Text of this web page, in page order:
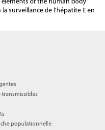
surveillance de l’hépatite E en
transmissibles
populationnelle